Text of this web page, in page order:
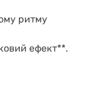
ритму
ефект**.